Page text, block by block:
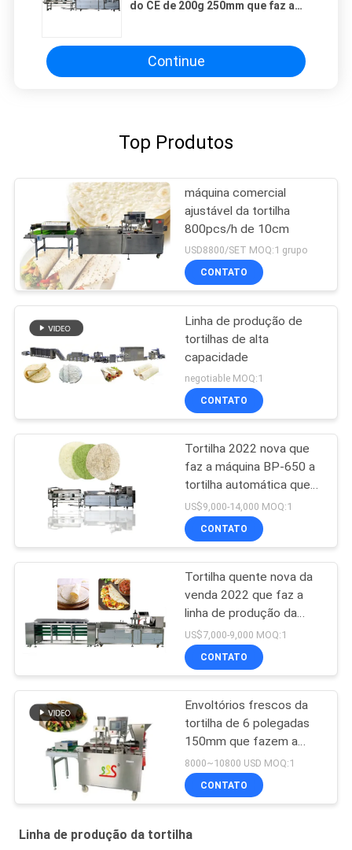
do CE de 200g 250mm que faz a
Continue
Top Produtos
máquina comercial
ajustável da tortilha
800pcs/h de 10cm
USD8800/SET MOQ:1 grupo
CONTATO
Linha de produção de
tortilhas de alta
capacidade
negotiable MOQ:1
CONTATO
Tortilha 2022 nova que
faz a máquina BP-650 a
tortilha automática que
faz a máquina
US$9,000-14,000 MOQ:1
CONTATO
Tortilha quente nova da
venda 2022 que faz a
linha de produção da
tortilha da máquina BP-
550
US$7,000-9,000 MOQ:1
CONTATO
Envoltórios frescos da
tortilha de 6 polegadas
150mm que fazem a
máquina completamente
automática
8000~10800 USD MOQ:1
CONTATO
Linha de produção da tortilha